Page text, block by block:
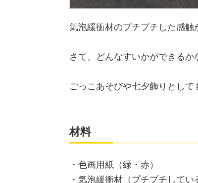
気泡緩衝材のプチプチした感触
さて、どんなすいかができるか
ごっこあそびや七夕飾りとして
材料
・色画用紙（緑・赤）
・気泡緩衝材（プチプチしてい